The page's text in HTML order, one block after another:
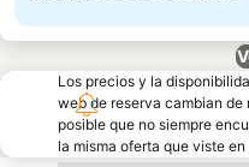
Los precios y la
web de reserva cambian de
posible que no siempre
la misma oferta que viste